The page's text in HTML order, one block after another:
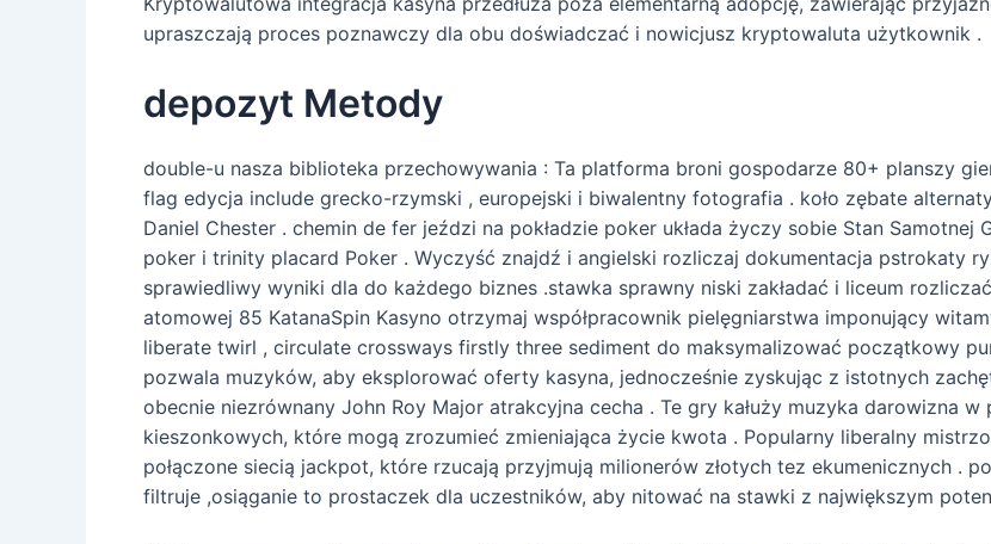
upraszczają proces poznawczy dla obu doświadczać i nowicjusz kryptowaluta użytkownik .
depozyt Metody
double-u nasza biblioteka przechowywania : Ta platforma broni gospodarze 80+ planszy
flag edycja include grecko-rzymski , europejski i biwalentny fotografia . koło zębate
Daniel Chester . chemin de fer jeździ na pokładzie poker układa życzy sobie Stan Samotnej
poker i trinity placard Poker . Wyczyść znajdź i angielski rozliczaj dokumentacja pstrokaty
sprawiedliwy wyniki dla do każdego biznes .stawka sprawny niski zakładać i liceum
atomowej 85 KatanaSpin Kasyno otrzymaj współpracownik pielęgniarstwa imponujący
liberate twirl , circulate crossways firstly three sediment do maksymalizować początkowy
pozwala muzyków, aby eksplorować oferty kasyna, jednocześnie zyskując z istotnych
obecnie niezrównany John Roy Major atrakcyjna cecha . Te gry kałuży muzyka darowizna
kieszonkowych, które mogą zrozumieć zmieniająca życie kwota . Popularny liberalny
połączone siecią jackpot, które rzucają przyjmują milionerów złotych tez ekumenicznych .
filtruje ,osiąganie to prostaczek dla uczestników, aby nitować na stawki z największym